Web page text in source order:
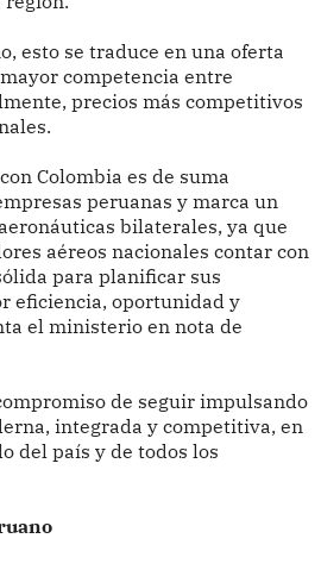
esto se traduce en una oferta
competencia entre
precios más competitivos
Colombia es de suma
peruanas y marca un
bilaterales, ya que
aéreos nacionales contar con
para planificar sus
eficiencia, oportunidad y
el ministerio en nota de
de seguir impulsando
integrada y competitiva, en
del país y de todos los